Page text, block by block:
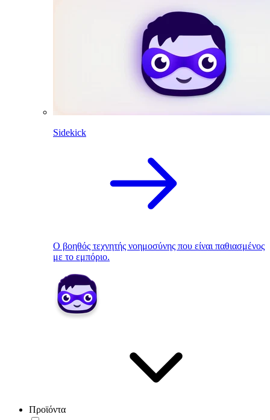
Sidekick
Ο βοηθός τεχνητής νοημοσύνης που είναι παθιασμένος
με το εμπόριο.
Προϊόντα